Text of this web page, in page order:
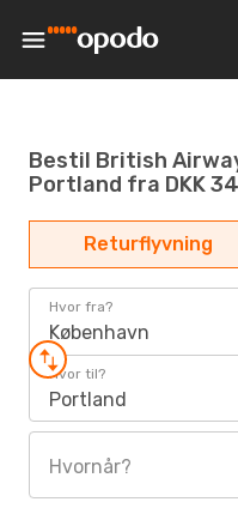
Bestil British
Portland fra DKK
Returflyvning
Hvor fra?
København
Hvor til?
Portland
Hvornår?